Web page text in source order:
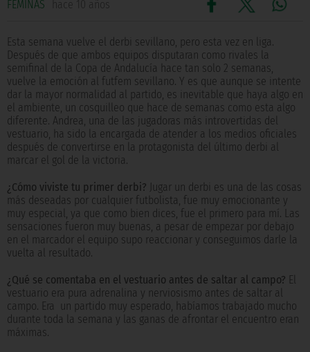
FÉMINAS hace 10 años
Esta semana vuelve el derbi sevillano, pero esta vez en liga.
Después de que ambos equipos disputaran como rivales la
semifinal de la Copa de Andalucía hace tan solo 2 semanas,
vuelve la emoción al futfem sevillano. Y es que aunque se intente
dar la mayor normalidad al partido, es inevitable que haya algo en
el ambiente, un cosquilleo que hace de semanas como esta algo
diferente. Andrea, una de las jugadoras más introvertidas del
vestuario, ha sido la encargada de atender a los medios oficiales
después de convertirse en la protagonista del último derbi al
marcar el gol de la victoria.
¿Cómo viviste tu primer derbi? Jugar un derbi es una de las cosas
más deseadas por cualquier futbolista, fue muy emocionante y
muy especial, ya que como bien dices, fue el primero para mí. Las
sensaciones fueron muy buenas, a pesar de empezar por debajo
en el marcador el equipo supo reaccionar y conseguimos darle la
vuelta al resultado.
¿Qué se comentaba en el vestuario antes de saltar al campo? El
vestuario era pura adrenalina y nerviosismo antes de saltar al
campo. Era un partido muy esperado, habíamos trabajado mucho
durante toda la semana y las ganas de afrontar el encuentro eran
máximas.